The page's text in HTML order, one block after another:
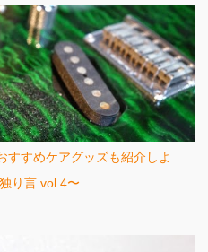
すすめケアグッズも紹介しよ
り言 vol.4〜